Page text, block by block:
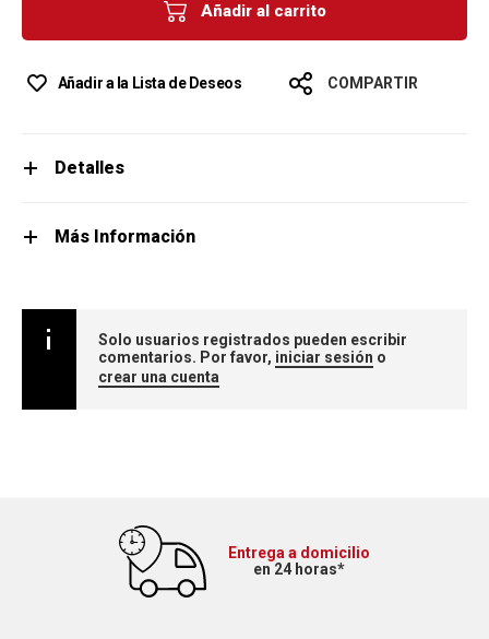
Añadir al carrito
Añadir a la Lista de Deseos COMPARTIR
Detalles
Más Información
Solo usuarios registrados pueden escribir
comentarios. Por favor, iniciar sesión o
crear una cuenta
Entrega a domicilio
en 24 horas*